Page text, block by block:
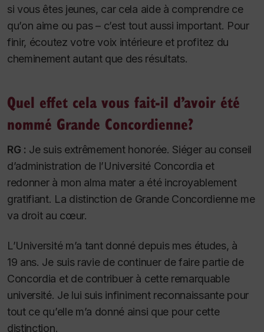
si vous êtes jeunes, car cela aide à comprendre ce
qu’on aime ou pas – c’est tout aussi important. Pour
finir, écoutez votre voix intérieure et profitez du
cheminement autant que des résultats.
Quel effet cela vous fait-il d’avoir été
nommé Grande Concordienne?
RG : Je suis extrêmement honorée. Siéger au conseil
d’administration de l’Université Concordia et
redonner à mon alma mater a été incroyablement
gratifiant. La distinction de Grande Concordienne me
va droit au cœur.
L’Université m’a tant donné depuis mes études, à
19 ans. Je suis ravie de continuer de faire partie de
Concordia et de contribuer à cette remarquable
université. Je lui suis infiniment reconnaissante pour
tout ce qu’elle m’a donné ainsi que pour cette
distinction.